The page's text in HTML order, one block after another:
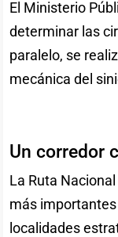
El Ministerio
determinar las
paralelo, se
mecánica del
Un corredor
La Ruta
más
localidades